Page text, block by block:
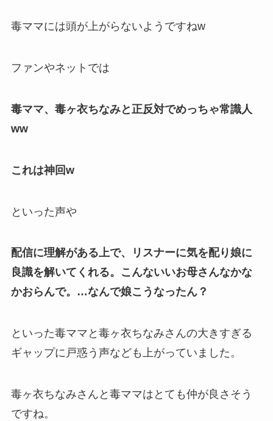
毒ママには頭が上がらないようですねw
ファンやネットでは
毒ママ、毒ヶ衣ちなみと正反対でめっちゃ常識人
ww
これは神回w
といった声や
配信に理解がある上で、リスナーに気を配り娘に
良識を解いてくれる。こんないいお母さんなかな
かおらんで。…なんで娘こうなったん？
といった毒ママと毒ヶ衣ちなみさんの大きすぎる
ギャップに戸惑う声なども上がっていました。
毒ヶ衣ちなみさんと毒ママはとても仲が良さそう
ですね。